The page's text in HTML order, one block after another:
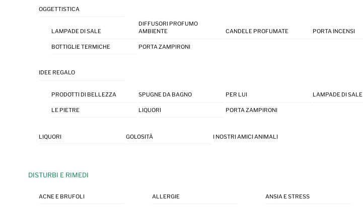
OGGETTISTICA
LAMPADE DI SALE
DIFFUSORI PROFUMO
AMBIENTE
CANDELE PROFUMATE PORTA INCENSI
BOTTIGLIE TERMICHE PORTA ZAMPIRONI
IDEE REGALO
PRODOTTI DI BELLEZZA SPUGNE DA BAGNO PER LUI LAMPADE DI SALE
LE PIETRE LIQUORI PORTA ZAMPIRONI
LIQUORI GOLOSITÀ I NOSTRI AMICI ANIMALI
DISTURBI E RIMEDI
ACNE E BRUFOLI ALLERGIE ANSIA E STRESS